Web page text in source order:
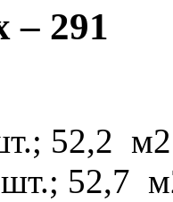
– 291
52,2
52,7